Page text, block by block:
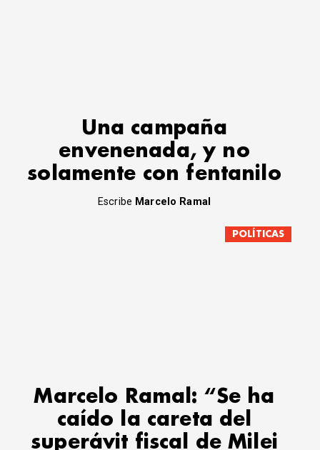
Una campaña
envenenada, y no
solamente con fentanilo
Escribe Marcelo Ramal
POLÍTICAS
Marcelo Ramal: “Se ha
caído la careta del
superávit fiscal de Milei